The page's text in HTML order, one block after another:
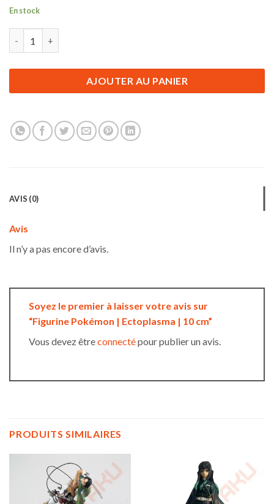
En stock
AJOUTER AU PANIER
AVIS (0)
Avis
Il n’y a pas encore d’avis.
Soyez le premier à laisser votre avis sur
“Figurine Pokémon | Ectoplasma | 10 cm”
Vous devez êtreconnectépour publier un avis.
PRODUITS SIMILAIRES